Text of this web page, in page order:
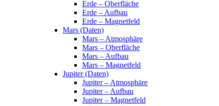
Erde – Oberfläche
Erde – Aufbau
Erde – Magnetfeld
Mars (Daten)
Mars – Atmosphäre
Mars – Oberfläche
Mars – Aufbau
Mars – Magnetfeld
Jupiter (Daten)
Jupiter – Atmosphäre
Jupiter – Aufbau
Jupiter – Magnetfeld